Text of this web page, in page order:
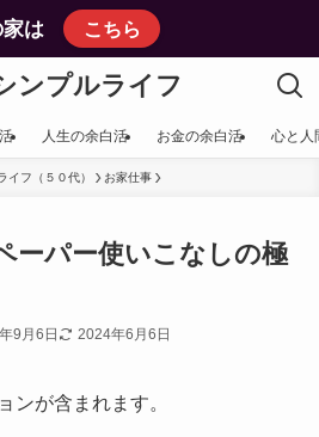
は こちら
ンプルライフ
人生の余白活 お金の余白活 心と人
イフ（５０代） お家仕事
ーパー使いこなしの極
9月6日 2024年6月6日
ンが含まれます。